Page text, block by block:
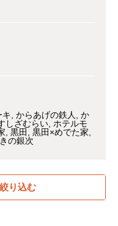
キ からあげの鉄人
か
しざむらい ホテルモ
黒田
黒田×めでた家
の銀次
り込む